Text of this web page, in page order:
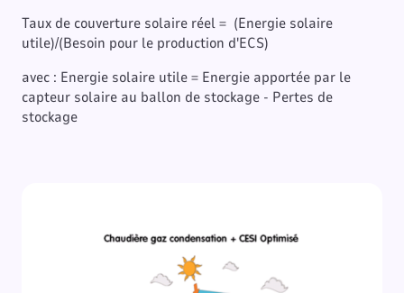
Taux de couverture solaire réel = (Energie solaire
utile)/(Besoin pour le production d'ECS)
avec : Energie solaire utile = Energie apportée par le
capteur solaire au ballon de stockage - Pertes de
stockage